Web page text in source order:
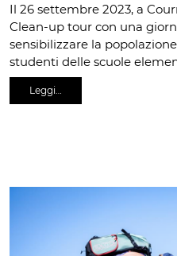
Il 26 settembre 2023, a
Clean-up tour con una
sensibilizzare la
studenti delle scuole
Leggi…